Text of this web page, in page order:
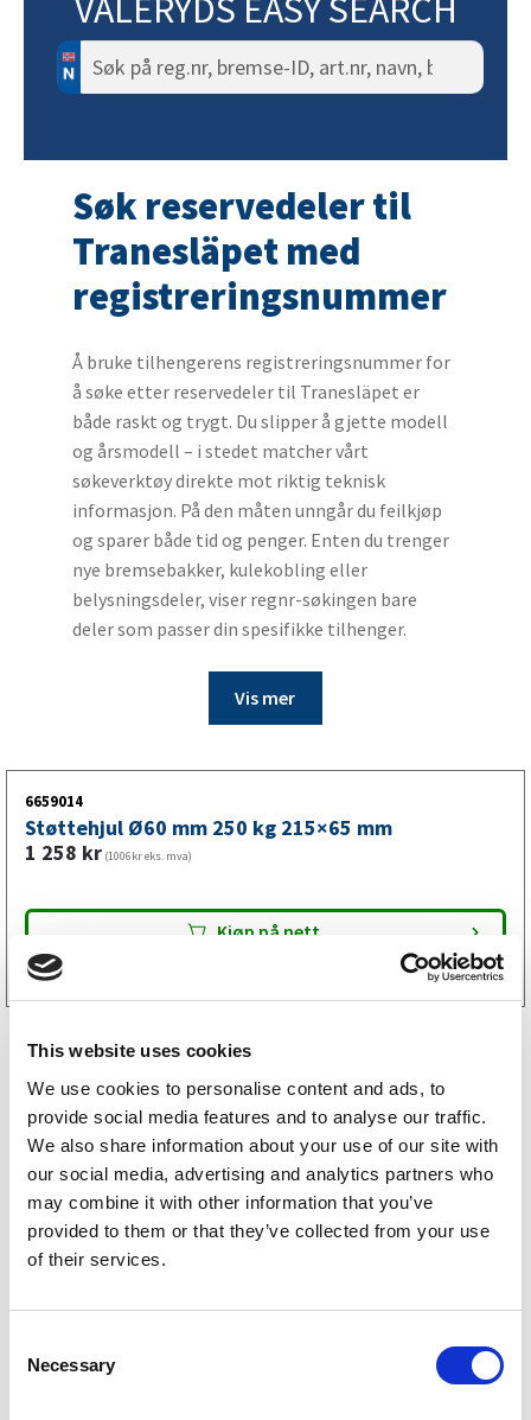
This website uses cookies
We use cookies to personalise content and ads, to
provide social media features and to analyse our traffic.
We also share information about your use of our site with
our social media, advertising and analytics partners who
may combine it with other information that you’ve
provided to them or that they’ve collected from your use
of their services.
Necessary
VALERYDS EASY SEARCH
Søk
etter:
Søk reservedeler til
Tranesläpet med
registreringsnummer
Å bruke tilhengerens registreringsnummer for
å søke etter reservedeler til Tranesläpet er
både raskt og trygt. Du slipper å gjette modell
og årsmodell – i stedet matcher vårt
søkeverktøy direkte mot riktig teknisk
informasjon. På den måten unngår du feilkjøp
og sparer både tid og penger. Enten du trenger
nye bremsebakker, kulekobling eller
belysningsdeler, viser regnr-søkingen bare
deler som passer din spesifikke tilhenger.
Vis mer
6659014
Støttehjul Ø60 mm 250 kg 215×65 mm
1 258 kr (1006kr eks. mva)
Kjøp på nett
Löövesläpet reservedeler
Sävsjösläpet reservedeler